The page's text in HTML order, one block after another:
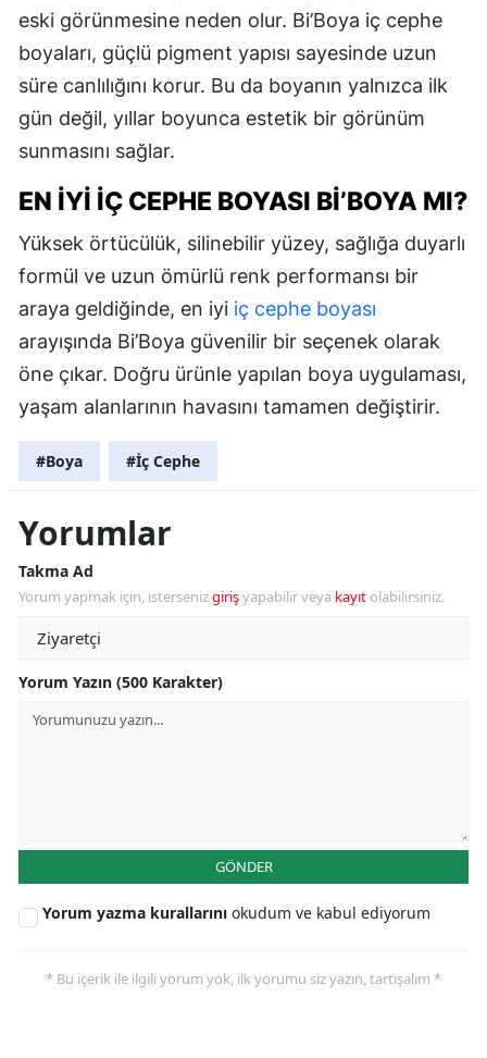
eski görünmesine neden olur. Bi’Boya iç cephe
boyaları, güçlü pigment yapısı sayesinde uzun
süre canlılığını korur. Bu da boyanın yalnızca ilk
gün değil, yıllar boyunca estetik bir görünüm
sunmasını sağlar.
EN İYI İÇ CEPHE BOYASI BI’BOYA MI?
Yüksek örtücülük, silinebilir yüzey, sağlığa duyarlı
formül ve uzun ömürlü renk performansı bir
araya geldiğinde, en iyi iç cephe boyası
arayışında Bi’Boya güvenilir bir seçenek olarak
öne çıkar. Doğru ürünle yapılan boya uygulaması,
yaşam alanlarının havasını tamamen değiştirir.
#Boya #İç Cephe
Yorumlar
Takma Ad
Yorum yapmak için, istersenizgirişyapabilir veya kayıt olabilirsiniz.
Yorum Yazın (500 Karakter)
GÖNDER
Yorum yazma kurallarını okudum ve kabul ediyorum
* Bu içerik ile ilgili yorum yok, ilk yorumu siz yazın, tartışalım *